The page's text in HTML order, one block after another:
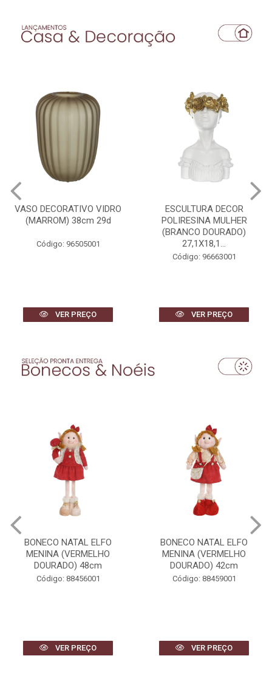
VASO DECORATIVO VIDRO
(MARROM) 38cm 29d
Código: 96505001
VER PREÇO
ESCULTURA DECOR
POLIRESINA MULHER
(BRANCO DOURADO)
27,1X18,1...
Código: 96663001
VER PREÇO
BONECO NATAL ELFO
MENINA (VERMELHO
DOURADO) 48cm
Código: 88456001
VER PREÇO
BONECO NATAL ELFO
MENINA (VERMELHO
DOURADO) 42cm
Código: 88459001
VER PREÇO